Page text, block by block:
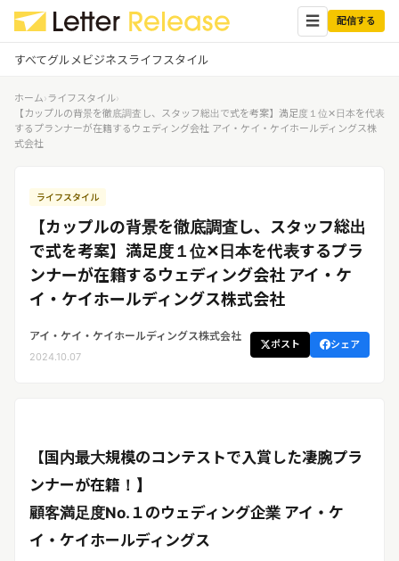
☰ 配信する
すべてグルメビジネスライフスタイル
グルメ
ビジネス
ライフスタイル
無料会員登録
ログイン ✕
企業ユーザーでログイン
する
受信レターリリース受信ユーザー
メディアユーザーでログインする
レターリリースを受信（メディア登
録）
ホーム›ライフスタイル›
【カップルの背景を徹底調査し、スタッフ総出で式を考案】満足度１位✕日本を代表
するプランナーが在籍するウェディング会社 アイ・ケイ・ケイホールディングス株
式会社
ライフスタイル
【カップルの背景を徹底調査し、スタッフ総出
で式を考案】満足度１位✕日本を代表するプラ
ンナーが在籍するウェディング会社 アイ・ケ
イ・ケイホールディングス株式会社
アイ・ケイ・ケイホールディングス株式会社
2024.10.07
ポスト シェア
【国内最大規模のコンテストで入賞した凄腕プラ
ンナーが在籍！】
顧客満足度No.１のウェディング企業 アイ・ケ
イ・ケイホールディングス